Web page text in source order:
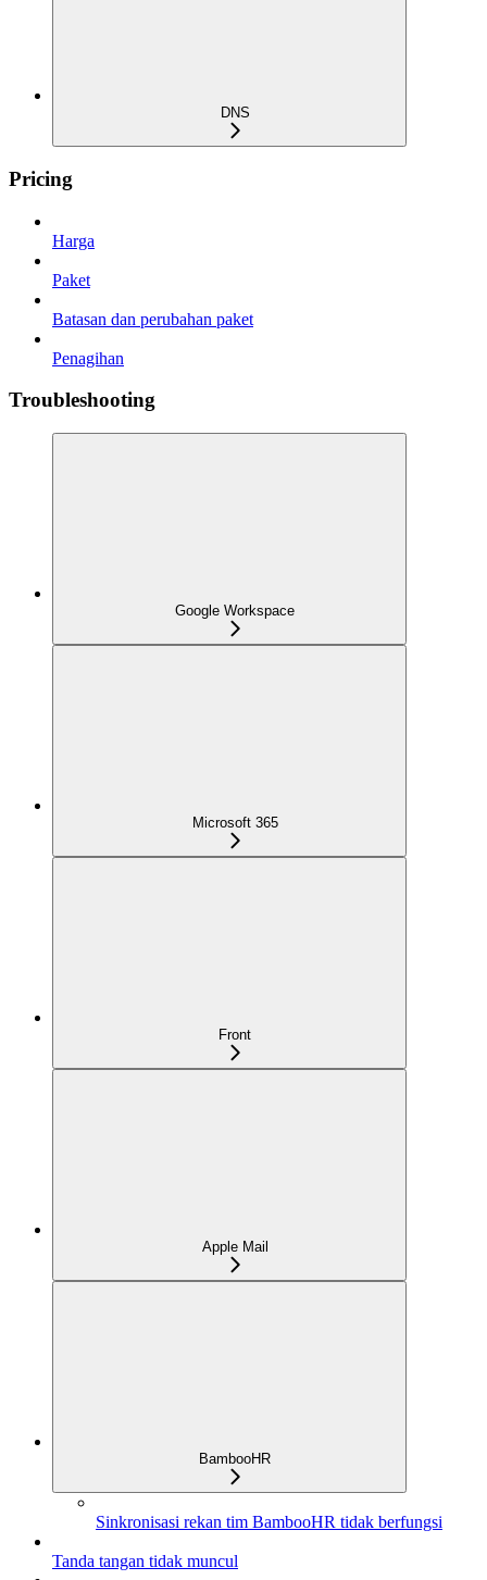
DNS
Pricing
Harga
Paket
Batasan dan perubahan paket
Penagihan
Troubleshooting
Google Workspace
Microsoft 365
Front
Apple Mail
BambooHR
Sinkronisasi rekan tim BambooHR tidak berfungsi
Tanda tangan tidak muncul